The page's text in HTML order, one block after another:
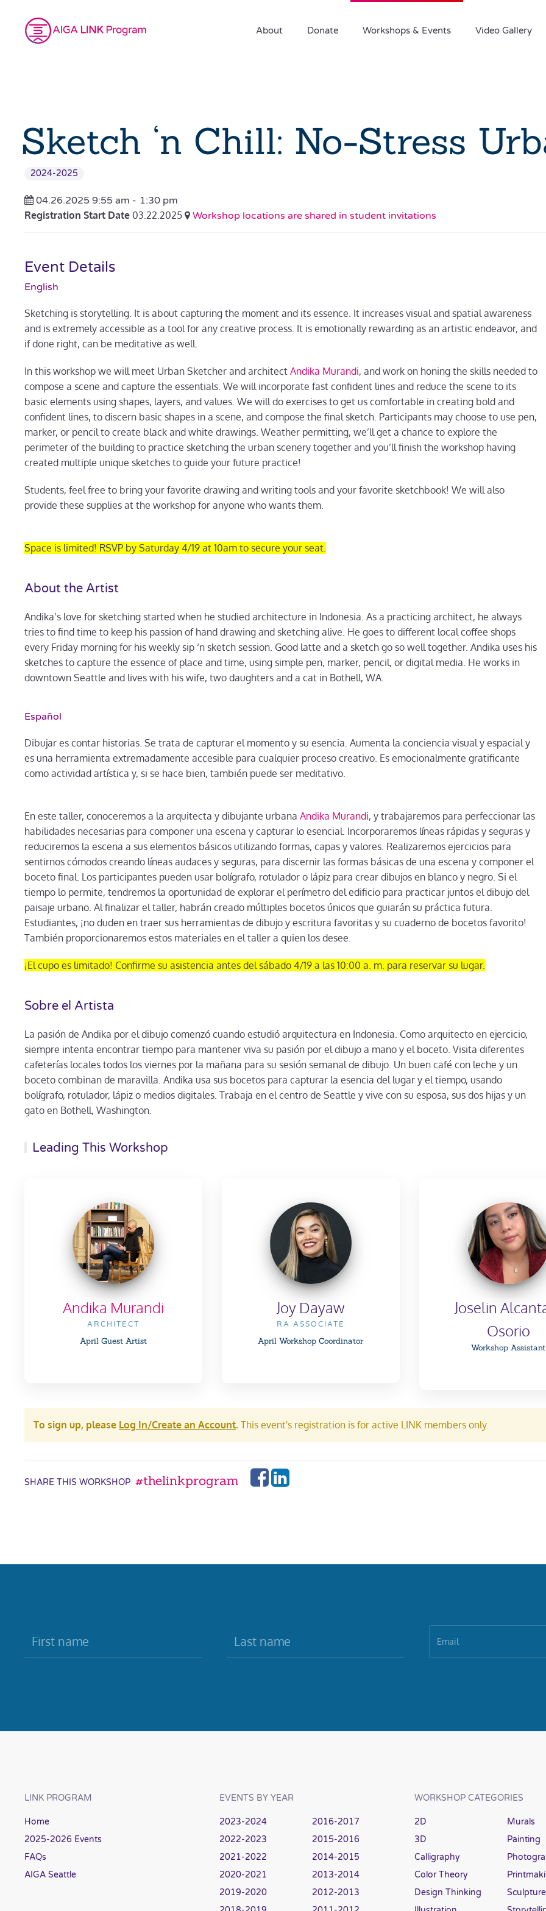
About Donate Workshops & Events Video Gallery
Sketch ‘n Chill: No-Stress
2024-2025
04.26.2025 9:55 am - 1:30 pm
Registration Start Date 03.22.2025 Workshop locations are shared in student invitations
Event Details
English
Sketching is storytelling. It is about capturing the moment and its essence. It increases visual and spatial awareness
and is extremely accessible as a tool for any creative process. It is emotionally rewarding as an artistic endeavor, and
if done right, can be meditative as well.
In this workshop we will meet Urban Sketcher and architect Andika Murandi, and work on honing the skills needed to
compose a scene and capture the essentials. We will incorporate fast confident lines and reduce the scene to its
basic elements using shapes, layers, and values. We will do exercises to get us comfortable in creating bold and
confident lines, to discern basic shapes in a scene, and compose the final sketch. Participants may choose to use pen,
marker, or pencil to create black and white drawings. Weather permitting, we’ll get a chance to explore the
perimeter of the building to practice sketching the urban scenery together and you’ll finish the workshop having
created multiple unique sketches to guide your future practice!
Students, feel free to bring your favorite drawing and writing tools and your favorite sketchbook! We will also
provide these supplies at the workshop for anyone who wants them.
Space is limited! RSVP by Saturday 4/19 at 10am to secure your seat.
About the Artist
Andika’s love for sketching started when he studied architecture in Indonesia. As a practicing architect, he always
tries to find time to keep his passion of hand drawing and sketching alive. He goes to different local coffee shops
every Friday morning for his weekly sip ‘n sketch session. Good latte and a sketch go so well together. Andika uses his
sketches to capture the essence of place and time, using simple pen, marker, pencil, or digital media. He works in
downtown Seattle and lives with his wife, two daughters and a cat in Bothell, WA.
Español
Dibujar es contar historias. Se trata de capturar el momento y su esencia. Aumenta la conciencia visual y espacial y
es una herramienta extremadamente accesible para cualquier proceso creativo. Es emocionalmente gratificante
como actividad artística y, si se hace bien, también puede ser meditativo.
En este taller, conoceremos a la arquitecta y dibujante urbana Andika Murandi, y trabajaremos para perfeccionar las
habilidades necesarias para componer una escena y capturar lo esencial. Incorporaremos líneas rápidas y seguras y
reduciremos la escena a sus elementos básicos utilizando formas, capas y valores. Realizaremos ejercicios para
sentirnos cómodos creando líneas audaces y seguras, para discernir las formas básicas de una escena y componer el
boceto final. Los participantes pueden usar bolígrafo, rotulador o lápiz para crear dibujos en blanco y negro. Si el
tiempo lo permite, tendremos la oportunidad de explorar el perímetro del edificio para practicar juntos el dibujo del
paisaje urbano. Al finalizar el taller, habrán creado múltiples bocetos únicos que guiarán su práctica futura.
Estudiantes, ¡no duden en traer sus herramientas de dibujo y escritura favoritas y su cuaderno de bocetos favorito!
También proporcionaremos estos materiales en el taller a quien los desee.
¡El cupo es limitado! Confirme su asistencia antes del sábado 4/19 a las 10:00 a. m. para reservar su lugar.
Sobre el Artista
La pasión de Andika por el dibujo comenzó cuando estudió arquitectura en Indonesia. Como arquitecto en ejercicio,
siempre intenta encontrar tiempo para mantener viva su pasión por el dibujo a mano y el boceto. Visita diferentes
cafeterías locales todos los viernes por la mañana para su sesión semanal de dibujo. Un buen café con leche y un
boceto combinan de maravilla. Andika usa sus bocetos para capturar la esencia del lugar y el tiempo, usando
bolígrafo, rotulador, lápiz o medios digitales. Trabaja en el centro de Seattle y vive con su esposa, sus dos hijas y un
gato en Bothell, Washington.
Leading This Workshop
Andika Murandi
ARCHITECT
April Guest Artist
Joy Dayaw
RA ASSOCIATE
April Workshop Coordinator
Joselin
Osorio
Workshop Assistant
To sign up, please Log In/Create an Account. This event's registration is for active LINK members only.
SHARE THIS WORKSHOP #thelinkprogram
LINK PROGRAM
Home
2025-2026 Events
FAQs
AIGA Seattle
EVENTS BY YEAR
2023-2024
2022-2023
2021-2022
2020-2021
2019-2020
2016-2017
2015-2016
2014-2015
2013-2014
2012-2013
WORKSHOP CATEGORIES
2D
3D
Calligraphy
Color Theory
Design Thinking
Murals
Painting
Sculpture